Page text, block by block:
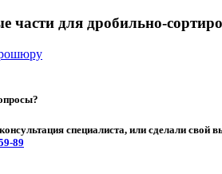
части для дробильно-
специалиста, или сделали свой
89